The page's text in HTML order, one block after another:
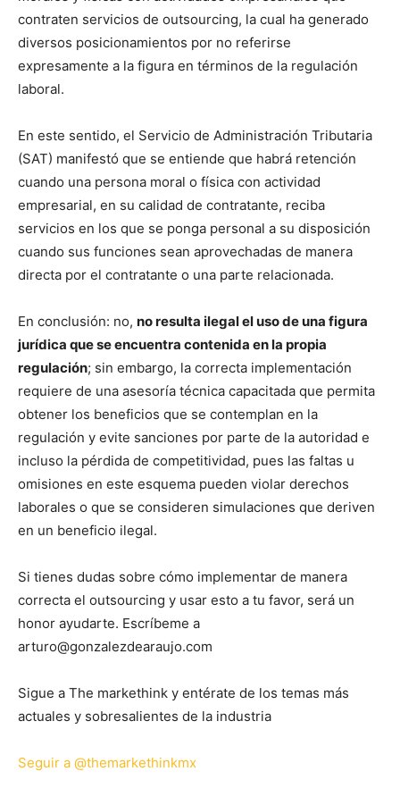
contraten servicios de outsourcing, la cual ha generado
diversos posicionamientos por no referirse
expresamente a la figura en términos de la regulación
laboral.
En este sentido, el Servicio de Administración Tributaria
(SAT) manifestó que se entiende que habrá retención
cuando una persona moral o física con actividad
empresarial, en su calidad de contratante, reciba
servicios en los que se ponga personal a su disposición
cuando sus funciones sean aprovechadas de manera
directa por el contratante o una parte relacionada.
En conclusión: no, no resulta ilegal el uso de una figura
jurídica que se encuentra contenida en la propia
regulación; sin embargo, la correcta implementación
requiere de una asesoría técnica capacitada que permita
obtener los beneficios que se contemplan en la
regulación y evite sanciones por parte de la autoridad e
incluso la pérdida de competitividad, pues las faltas u
omisiones en este esquema pueden violar derechos
laborales o que se consideren simulaciones que deriven
en un beneficio ilegal.
Si tienes dudas sobre cómo implementar de manera
correcta el outsourcing y usar esto a tu favor, será un
honor ayudarte. Escríbeme a
arturo@gonzalezdearaujo.com
Sigue a The markethink y entérate de los temas más
actuales y sobresalientes de la industria
Seguir a @themarkethinkmx